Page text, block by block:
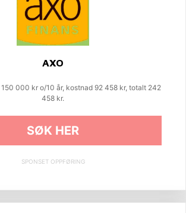
AXO
150 000 kr o/10 år, kostnad 92 458 kr, totalt 242
458 kr.
SØK HER
SPONSET OPPFØRING